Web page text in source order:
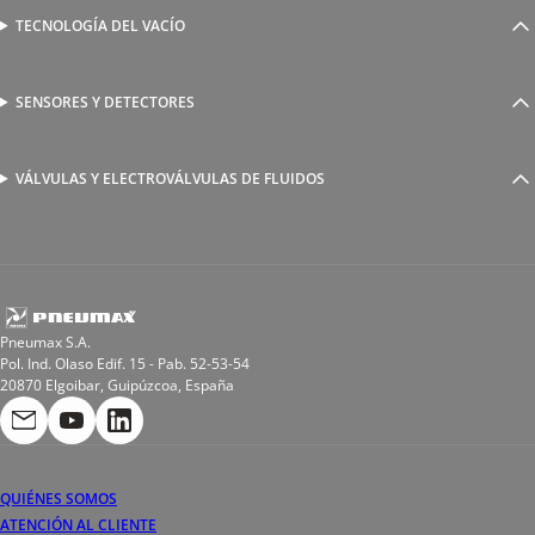
Válvulas complementarias
Racores rápidos
Reguladores de caudal
Racores para soldadura
TECNOLOGÍA DEL VACÍO
Ventosas
Válvulas y electroválvulas
SENSORES Y DETECTORES
Detectores magnéticos
VÁLVULAS Y ELECTROVÁLVULAS DE FLUIDOS
Electroválvulas de acción directa
Bobinas
Pneumax S.A.
Pol. Ind. Olaso Edif. 15 - Pab. 52-53-54
20870 Elgoibar, Guipúzcoa, España
QUIÉNES SOMOS
ATENCIÓN AL CLIENTE